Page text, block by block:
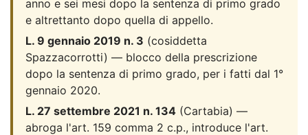
anno e sei mesi dopo la sentenza di primo grado
e altrettanto dopo quella di appello.
L. 9 gennaio 2019 n. 3 (cosiddetta
Spazzacorrotti) — blocco della prescrizione
dopo la sentenza di primo grado, per i fatti dal 1°
gennaio 2020.
L. 27 settembre 2021 n. 134 (Cartabia) —
abroga l'art. 159 comma 2 c.p., introduce l'art.